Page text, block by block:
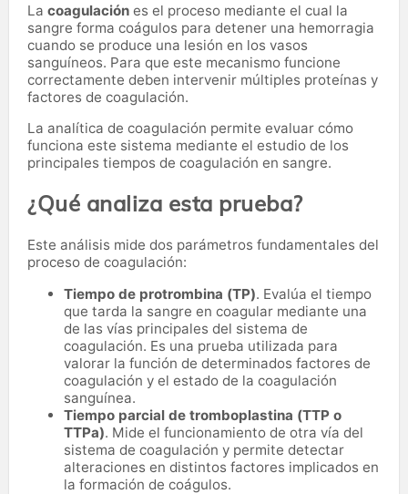
La coagulación es el proceso mediante el cual la
sangre forma coágulos para detener una hemorragia
cuando se produce una lesión en los vasos
sanguíneos. Para que este mecanismo funcione
correctamente deben intervenir múltiples proteínas y
factores de coagulación.
La analítica de coagulación permite evaluar cómo
funciona este sistema mediante el estudio de los
principales tiempos de coagulación en sangre.
¿Qué analiza esta prueba?
Este análisis mide dos parámetros fundamentales del
proceso de coagulación:
Tiempo de protrombina (TP). Evalúa el tiempo
que tarda la sangre en coagular mediante una
de las vías principales del sistema de
coagulación. Es una prueba utilizada para
valorar la función de determinados factores de
coagulación y el estado de la coagulación
sanguínea.
Tiempo parcial de tromboplastina (TTP o
TTPa). Mide el funcionamiento de otra vía del
sistema de coagulación y permite detectar
alteraciones en distintos factores implicados en
la formación de coágulos.